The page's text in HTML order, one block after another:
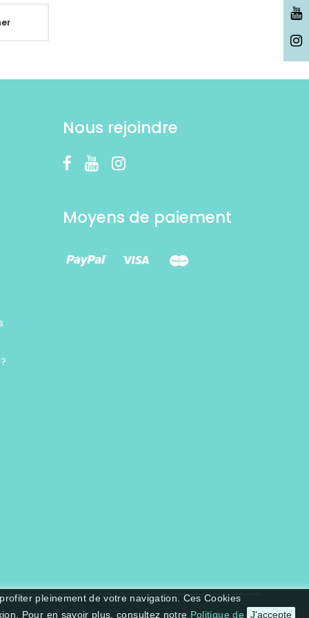
pleinement de votre navigation. Ces Cookies
Pour en savoir plus, consultez notrePolitique de J'accepte
Nous rejoindre
Moyens de paiement